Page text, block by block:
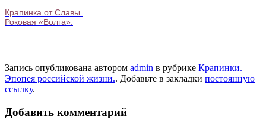
Крапинка от Славы.
Роковая «Волга».
Запись опубликована автором admin в рубрике Крапинки.
Эпопея российской жизни.. Добавьте в закладки постоянную
ссылку.
Добавить комментарий